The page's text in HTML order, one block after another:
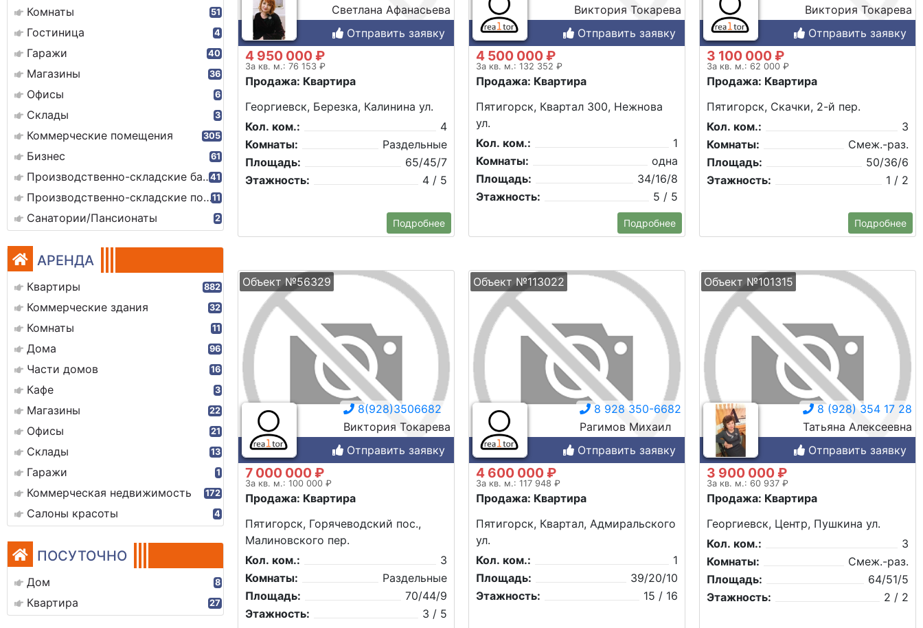
Комнаты 51
Гостиница 4
Гаражи 40
Магазины 36
Офисы 6
Склады 3
Коммерческие помещения 305
Бизнес 61
Производственно-складские базы41
Производственно-складские помещения11
Санатории/Пансионаты 2
АРЕНДА
Квартиры 882
Коммерческие здания 32
Комнаты 11
Дома 96
Части домов 16
Кафе 3
Магазины 22
Офисы 21
Склады 13
Гаражи 1
Коммерческая недвижимость 172
Салоны красоты 4
ПОСУТОЧНО
Дом 8
Квартира 27
Светлана Афанасьева
Отправить заявку
4 950 000 ₽
За кв. м.: 76 153 ₽
Продажа: Квартира
Георгиевск, Березка, Калинина ул.
Кол. ком.:
4
Комнаты:
Раздельные
Площадь:
65/45/7
Этажность:
4 / 5
Подробнее
Виктория Токарева
Отправить заявку
4 500 000 ₽
За кв. м.: 132 352 ₽
Продажа: Квартира
Пятигорск, Квартал 300, Нежнова
ул.
Кол. ком.:
1
Комнаты:
одна
Площадь:
34/16/8
Этажность:
5 / 5
Подробнее
Виктория Токарева
Отправить заявку
3 100 000 ₽
За кв. м.: 62 000 ₽
Продажа: Квартира
Пятигорск, Скачки, 2-й пер.
Кол. ком.:
3
Комнаты:
Смеж.-раз.
Площадь:
50/36/6
Этажность:
1 / 2
Подробнее
Объект №56329
8(928)3506682
Виктория Токарева
Отправить заявку
7 000 000 ₽
За кв. м.: 100 000 ₽
Продажа: Квартира
Пятигорск, Горячеводский пос.,
Малиновского пер.
Кол. ком.:
3
Комнаты:
Раздельные
Площадь:
70/44/9
Этажность:
3 / 5
Объект №113022
8 928 350-6682
Рагимов Михаил
Отправить заявку
4 600 000 ₽
За кв. м.: 117 948 ₽
Продажа: Квартира
Пятигорск, Квартал, Адмиральского
ул.
Кол. ком.:
1
Площадь:
39/20/10
Этажность:
15 / 16
Объект №101315
8 (928) 354 17 28
Татьяна Алексеевна
Отправить заявку
3 900 000 ₽
За кв. м.: 60 937 ₽
Продажа: Квартира
Георгиевск, Центр, Пушкина ул.
Кол. ком.:
3
Комнаты:
Смеж.-раз.
Площадь:
64/51/5
Этажность:
2 / 2